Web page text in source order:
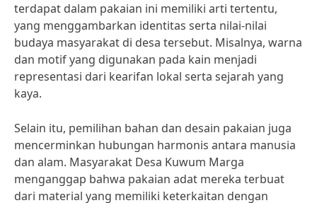
terdapat dalam pakaian ini memiliki arti tertentu,
yang menggambarkan identitas serta nilai-nilai
budaya masyarakat di desa tersebut. Misalnya, warna
dan motif yang digunakan pada kain menjadi
representasi dari kearifan lokal serta sejarah yang
kaya.
Selain itu, pemilihan bahan dan desain pakaian juga
mencerminkan hubungan harmonis antara manusia
dan alam. Masyarakat Desa Kuwum Marga
menganggap bahwa pakaian adat mereka terbuat
dari material yang memiliki keterkaitan dengan